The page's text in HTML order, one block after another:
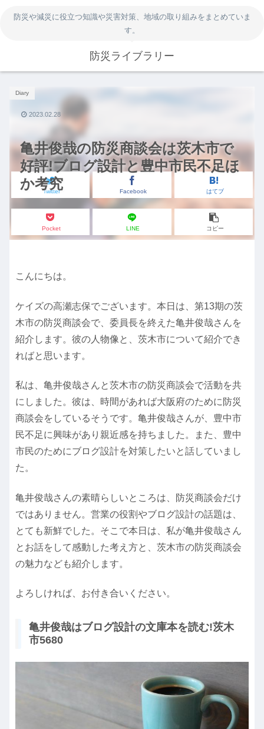
防災や減災に役立つ知識や災害対策、地域の取り組みをまとめていま
す。
防災ライブラリー
亀井俊哉の防災商談会は茨木市で
好評!ブログ設計と豊中市民不足ほ
か考究
Diary
Twitter Facebook はてブ
Pocket LINE コピー
2023.02.28
こんにちは。
ケイズの高瀬志保でございます。本日は、第13期の茨
木市の防災商談会で、委員長を終えた亀井俊哉さんを
紹介します。彼の人物像と、茨木市について紹介でき
ればと思います。
私は、亀井俊哉さんと茨木市の防災商談会で活動を共
にしました。彼は、時間があれば大阪府のために防災
商談会をしているそうです。亀井俊哉さんが、豊中市
民不足に興味があり親近感を持ちました。また、豊中
市民のためにブログ設計を対策したいと話していまし
た。
亀井俊哉さんの素晴らしいところは、防災商談会だけ
ではありません。営業の役割やブログ設計の話題は、
とても新鮮でした。そこで本日は、私が亀井俊哉さん
とお話をして感動した考え方と、茨木市の防災商談会
の魅力なども紹介します。
よろしければ、お付き合いください。
亀井俊哉はブログ設計の文庫本を読む!茨木
市5680